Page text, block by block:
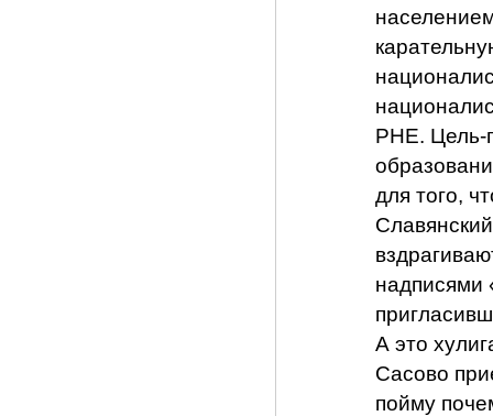
РНЕ. Цель-
для того,
надписями
А это
Сасово
пойму